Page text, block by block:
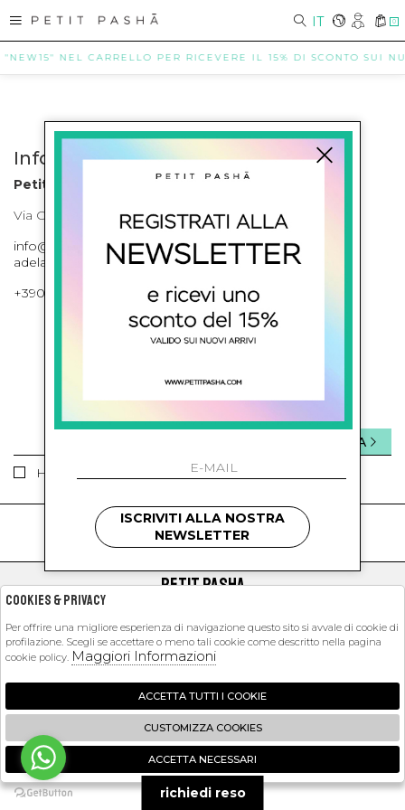
IT 0
NEL CARRELLO PER RICEVERE IL 15% DI SCONTO SUI
Info contatti
Petit Pasha
Via Cilea, 255 Napoli Corso Umberto I 301 Napoli
info@petitpasha.com, petitpasha@hotmail.it,
adelaide.petitpasha@hotmail.com
+39081643421 , +390812351280
ISCRIVITI ALLA NEWSLETTER
Ho letto ed accettato le condizioni sulla privacy.
INVIA
kids
PETIT PASHA
EXTRA
2026 Petit Pasha - P.iva : 09423341214 Powered by
Zucchetti
🍪
ISCRIVITI ALLA NOSTRA
NEWSLETTER
richiedi reso
Cookies & Privacy
Per offrire una migliore esperienza di navigazione questo sito si avvale di cookie di
profilazione. Scegli se accettare o meno tali cookie come descritto nella pagina
cookie policy. Maggiori Informazioni
ACCETTA TUTTI I COOKIE
CUSTOMIZZA COOKIES
ACCETTA NECESSARI